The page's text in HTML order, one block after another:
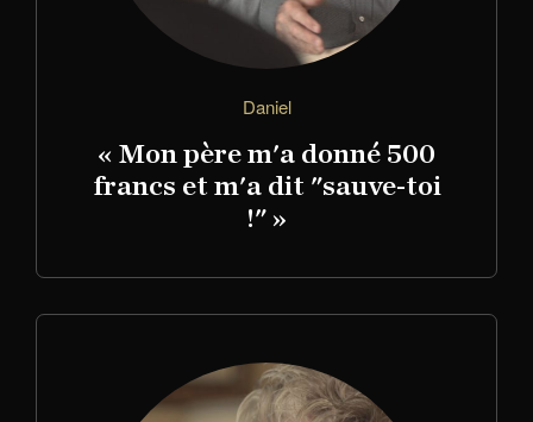
Daniel
« Mon père m'a donné 500
francs et m'a dit "sauve-toi
!" »